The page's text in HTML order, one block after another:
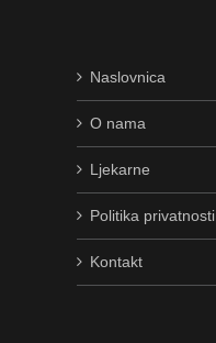
Naslovnica
O nama
Ljekarne
Politika privatnosti
Kontakt